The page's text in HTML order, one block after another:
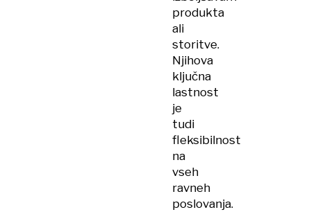
produkta
ali
storitve.
Njihova
ključna
lastnost
je
tudi
fleksibilnost
na
vseh
ravneh
poslovanja.